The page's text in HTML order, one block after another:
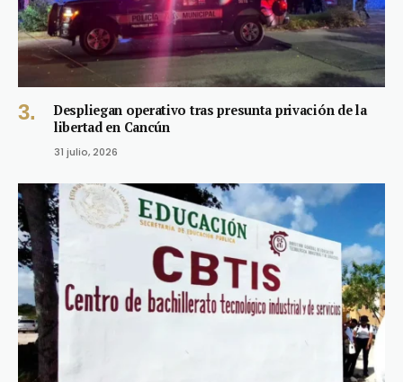
Despliegan operativo tras presunta privación de la
libertad en Cancún
31 julio, 2026